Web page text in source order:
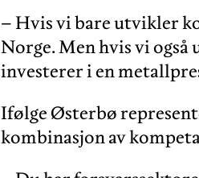
– Hvis vi bare utvikler
Norge. Men hvis vi
investerer i en
Ifølge Østerbø
kombinasjon av